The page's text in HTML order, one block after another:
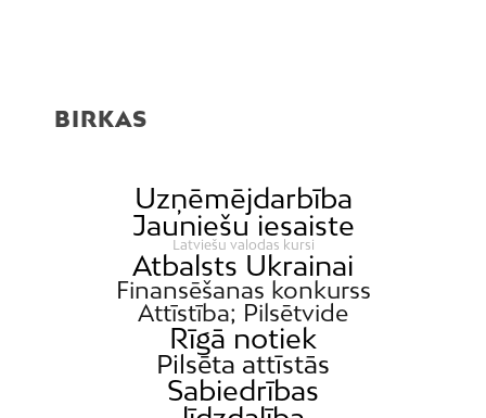
BIRKAS
Uzņēmējdarbība
Jauniešu iesaiste
Latviešu valodas kursi
Atbalsts Ukrainai
Finansēšanas konkurss
Attīstība; Pilsētvide
Rīgā notiek
Pilsēta attīstās
Sabiedrības